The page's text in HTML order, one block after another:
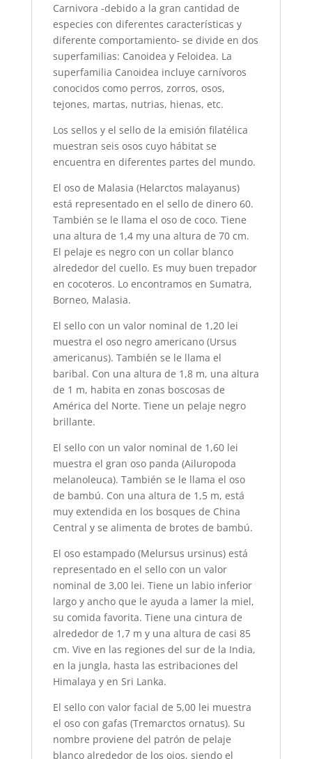
Carnivora -debido a la gran cantidad de
especies con diferentes características y
diferente comportamiento- se divide en dos
superfamilias: Canoidea y Feloidea. La
superfamilia Canoidea incluye carnívoros
conocidos como perros, zorros, osos,
tejones, martas, nutrias, hienas, etc.
Los sellos y el sello de la emisión filatélica
muestran seis osos cuyo hábitat se
encuentra en diferentes partes del mundo.
El oso de Malasia (Helarctos malayanus)
está representado en el sello de dinero 60.
También se le llama el oso de coco. Tiene
una altura de 1,4 my una altura de 70 cm.
El pelaje es negro con un collar blanco
alrededor del cuello. Es muy buen trepador
en cocoteros. Lo encontramos en Sumatra,
Borneo, Malasia.
El sello con un valor nominal de 1,20 lei
muestra el oso negro americano (Ursus
americanus). También se le llama el
baribal. Con una altura de 1,8 m, una altura
de 1 m, habita en zonas boscosas de
América del Norte. Tiene un pelaje negro
brillante.
El sello con un valor nominal de 1,60 lei
muestra el gran oso panda (Ailuropoda
melanoleuca). También se le llama el oso
de bambú. Con una altura de 1,5 m, está
muy extendida en los bosques de China
Central y se alimenta de brotes de bambú.
El oso estampado (Melursus ursinus) está
representado en el sello con un valor
nominal de 3,00 lei. Tiene un labio inferior
largo y ancho que le ayuda a lamer la miel,
su comida favorita. Tiene una cintura de
alrededor de 1,7 m y una altura de casi 85
cm. Vive en las regiones del sur de la India,
en la jungla, hasta las estribaciones del
Himalaya y en Sri Lanka.
El sello con valor facial de 5,00 lei muestra
el oso con gafas (Tremarctos ornatus). Su
nombre proviene del patrón de pelaje
blanco alrededor de los ojos, siendo el